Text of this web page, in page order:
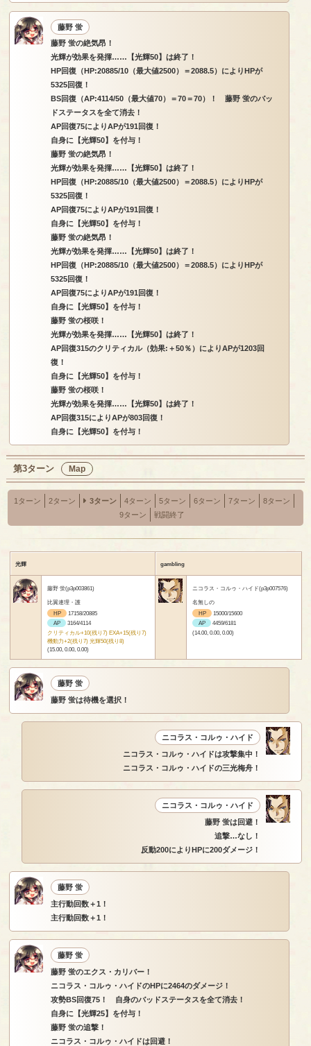
藤野 蛍
藤野 蛍の絶気昂！
光輝が効果を発揮……【光輝50】は終了！
HP回復（HP:20885/10（最大値2500）＝2088.5）によりHPが
5325回復！
BS回復（AP:4114/50（最大値70）＝70＝70）！ 藤野 蛍のバッ
ドステータスを全て消去！
AP回復75によりAPが191回復！
自身に【光輝50】を付与！
藤野 蛍の絶気昂！
光輝が効果を発揮……【光輝50】は終了！
HP回復（HP:20885/10（最大値2500）＝2088.5）によりHPが
5325回復！
AP回復75によりAPが191回復！
自身に【光輝50】を付与！
藤野 蛍の絶気昂！
光輝が効果を発揮……【光輝50】は終了！
HP回復（HP:20885/10（最大値2500）＝2088.5）によりHPが
5325回復！
AP回復75によりAPが191回復！
自身に【光輝50】を付与！
藤野 蛍の桜咲！
光輝が効果を発揮……【光輝50】は終了！
AP回復315のクリティカル（効果:＋50％）によりAPが1203回
復！
自身に【光輝50】を付与！
藤野 蛍の桜咲！
光輝が効果を発揮……【光輝50】は終了！
AP回復315によりAPが803回復！
自身に【光輝50】を付与！
第3ターン Map
1ターン 2ターン 3ターン 4ターン 5ターン 6ターン 7ターン
8ターン
9ターン
戦闘終了
光輝 gambling
藤野 蛍(p3p003861)
比翼連理・護
HP
17158/20885
AP
3164/4114
クリティカル+10(残り7) EXA+15(残り7)
機動力+2(残り7) 光輝50(残り8)
(15.00, 0.00, 0.00)
ニコラス・コルゥ・ハイド(p3p007576)
名無しの
HP
15000/15600
AP
4459/6181
(14.00, 0.00, 0.00)
藤野 蛍
藤野 蛍は待機を選択！
ニコラス・コルゥ・ハイド
ニコラス・コルゥ・ハイドは攻撃集中！
ニコラス・コルゥ・ハイドの三光梅舟！
ニコラス・コルゥ・ハイド
藤野 蛍は回避！
追撃…なし！
反動200によりHPに200ダメージ！
藤野 蛍
主行動回数＋1！
主行動回数＋1！
藤野 蛍
藤野 蛍のエクス・カリバー！
ニコラス・コルゥ・ハイドのHPに2464のダメージ！
攻勢BS回復75！ 自身のバッドステータスを全て消去！
自身に【光輝25】を付与！
藤野 蛍の追撃！
ニコラス・コルゥ・ハイドは回避！